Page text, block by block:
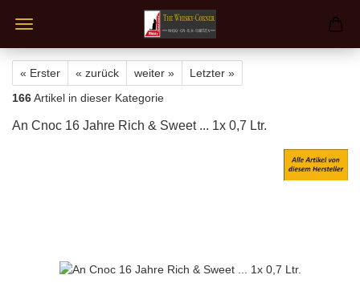
« Erster « zurück weiter »
Letzter »
166Artikel in dieser Kategorie
An Cnoc 16 Jahre Rich & Sweet ... 1x 0,7 Ltr.